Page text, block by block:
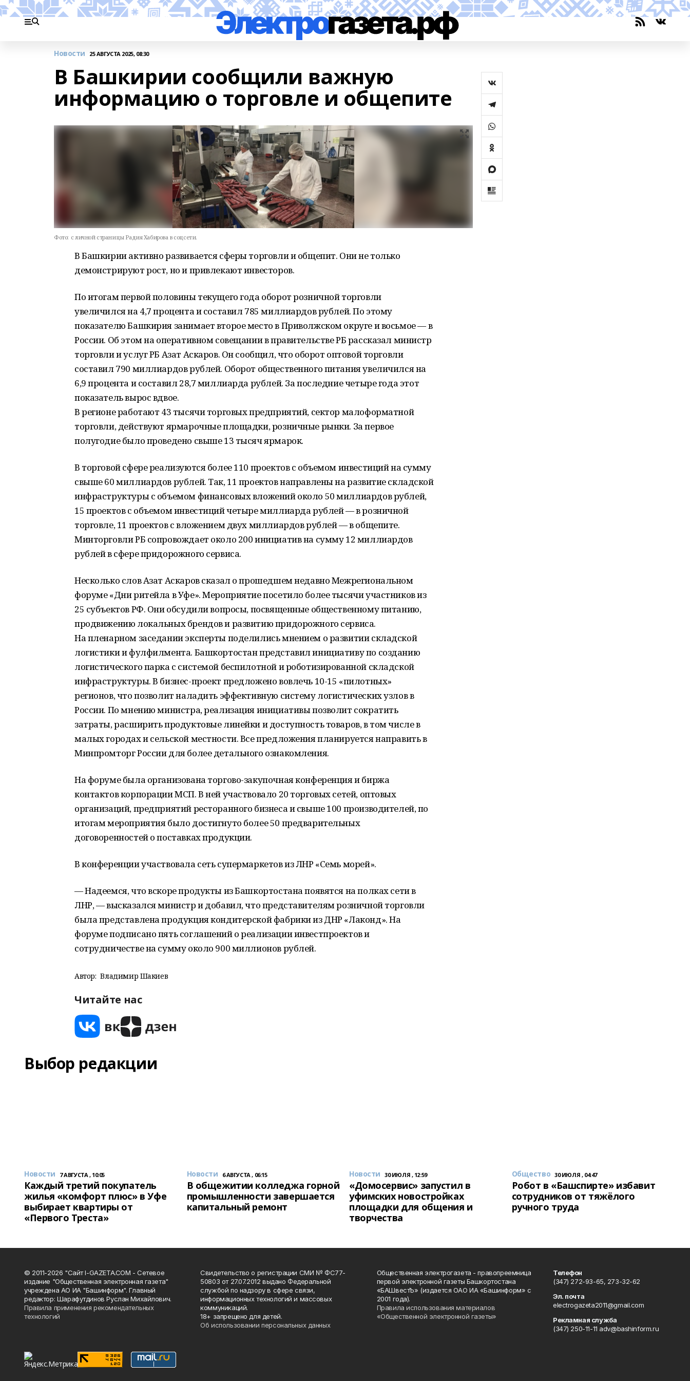
Новости 25 АВГУСТА 2025, 08:30
В Башкирии сообщили важную
информацию о торговле и общепите
Фото: c личной страницы Радия Хабирова в соцсети.
В Башкирии активно развивается сферы торговли и общепит. Они не только
демонстрируют рост, но и привлекают инвесторов.
По итогам первой половины текущего года оборот розничной торговли
увеличился на 4,7 процента и составил 785 миллиардов рублей. По этому
показателю Башкирия занимает второе место в Приволжском округе и восьмое — в
России. Об этом на оперативном совещании в правительстве РБ рассказал министр
торговли и услуг РБ Азат Аскаров. Он сообщил, что оборот оптовой торговли
составил 790 миллиардов рублей. Оборот общественного питания увеличился на
6,9 процента и составил 28,7 миллиарда рублей. За последние четыре года этот
показатель вырос вдвое.
В регионе работают 43 тысячи торговых предприятий, сектор малоформатной
торговли, действуют ярмарочные площадки, розничные рынки. За первое
полугодие было проведено свыше 13 тысяч ярмарок.
В торговой сфере реализуются более 110 проектов с объемом инвестиций на сумму
свыше 60 миллиардов рублей. Так, 11 проектов направлены на развитие складской
инфраструктуры с объемом финансовых вложений около 50 миллиардов рублей,
15 проектов с объемом инвестиций четыре миллиарда рублей — в розничной
торговле, 11 проектов с вложением двух миллиардов рублей — в общепите.
Минторговли РБ сопровождает около 200 инициатив на сумму 12 миллиардов
рублей в сфере придорожного сервиса.
Несколько слов Азат Аскаров сказал о прошедшем недавно Межрегиональном
форуме «Дни ритейла в Уфе». Мероприятие посетило более тысячи участников из
25 субъектов РФ. Они обсудили вопросы, посвященные общественному питанию,
продвижению локальных брендов и развитию придорожного сервиса.
На пленарном заседании эксперты поделились мнением о развитии складской
логистики и фулфилмента. Башкортостан представил инициативу по созданию
логистического парка с системой беспилотной и роботизированной складской
инфраструктуры. В бизнес-проект предложено вовлечь 10-15 «пилотных»
регионов, что позволит наладить эффективную систему логистических узлов в
России. По мнению министра, реализация инициативы позволит сократить
затраты, расширить продуктовые линейки и доступность товаров, в том числе в
малых городах и сельской местности. Все предложения планируется направить в
Минпромторг России для более детального ознакомления.
На форуме была организована торгово-закупочная конференция и биржа
контактов корпорации МСП. В ней участвовало 20 торговых сетей, оптовых
организаций, предприятий ресторанного бизнеса и свыше 100 производителей, по
итогам мероприятия было достигнуто более 50 предварительных
договоренностей о поставках продукции.
В конференции участвовала сеть супермаркетов из ЛНР «Семь морей».
— Надеемся, что вскоре продукты из Башкортостана появятся на полках сети в
ЛНР, — высказался министр и добавил, что представителям розничной торговли
была представлена продукция кондитерской фабрики из ДНР «Лаконд». На
форуме подписано пять соглашений о реализации инвестпроектов и
сотрудничестве на сумму около 900 миллионов рублей.
Автор: Владимир Шакиев
Читайте нас
Выбор редакции
Новости 7 АВГУСТА , 10:05
Каждый третий покупатель
жилья «комфорт плюс» в Уфе
выбирает квартиры от
«Первого Треста»
Новости 6 АВГУСТА , 06:15
В общежитии колледжа горной
промышленности завершается
капитальный ремонт
Новости 30 ИЮЛЯ , 12:59
«Домосервис» запустил в
уфимских новостройках
площадки для общения и
творчества
Общество 30 ИЮЛЯ , 04:47
Робот в «Башспирте» избавит
сотрудников от тяжёлого
ручного труда
© 2011-2026 "Сайт I-GAZETA.COM - Сетевое
издание "Общественная электронная газета"
учреждена АО ИА "Башинформ". Главный
редактор: Шарафутдинов Руслан Михайлович.
Правила применения рекомендательных
технологий
Свидетельство о регистрации СМИ № ФС77-
50803 от 27.07.2012 выдано Федеральной
службой по надзору в сфере связи,
информационных технологий и массовых
коммуникаций.
18+ запрещено для детей.
Об использовании персональных данных
Общественная электрогазета - правопреемница
первой электронной газеты Башкортостана
«БАШвестЪ» (издается ОАО ИА «Башинформ» с
2001 года).
Правила использования материалов
«Общественной электронной газеты»
Телефон
(347) 272-93-65, 273-32-62
Эл. почта
electrogazeta2011@gmail.com
Рекламная служба
(347) 250-11-11 adv@bashinform.ru